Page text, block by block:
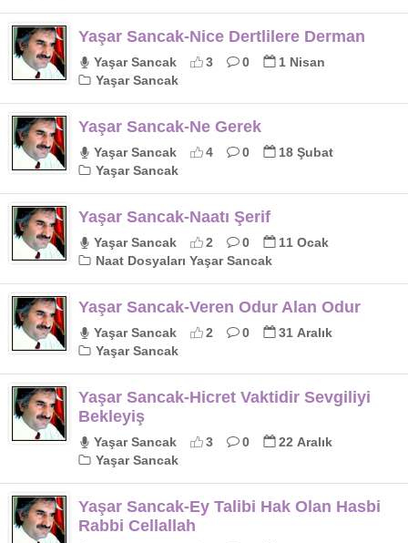
Yaşar Sancak-Nice Dertlilere Derman
Yaşar Sancak 3 0
1 Nisan
Yaşar Sancak
Yaşar Sancak-Ne Gerek
Yaşar Sancak 4 0
18 Şubat
Yaşar Sancak
Yaşar Sancak-Naatı Şerif
Yaşar Sancak 2 0
11 Ocak
Naat Dosyaları Yaşar Sancak
Yaşar Sancak-Veren Odur Alan Odur
Yaşar Sancak 2 0
31 Aralık
Yaşar Sancak
Yaşar Sancak-Hicret Vaktidir Sevgiliyi
Bekleyiş
Yaşar Sancak 3 0
22 Aralık
Yaşar Sancak
Yaşar Sancak-Ey Talibi Hak Olan Hasbi
Rabbi Cellallah